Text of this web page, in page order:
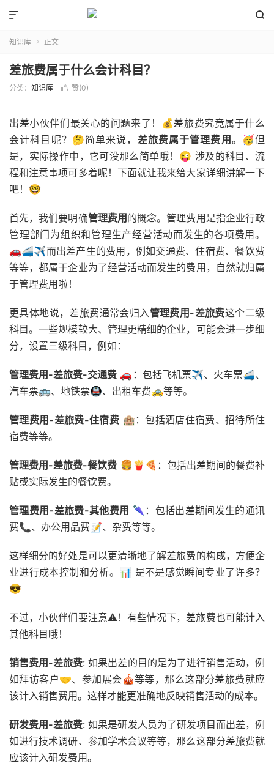


知识库  正文
差旅费属于什么会计科目？
分类： 知识库  赞(0)
出差小伙伴们最关心的问题来了！💰差旅费究竟属于什么
会计科目呢？🤔简单来说， 差旅费属于管理费用 。🥳但
是，实际操作中，它可没那么简单哦！😜 涉及的科目、流
程和注意事项可多着呢！下面就让我来给大家详细讲解一下
吧！🤓
首先，我们要明确管理费用 的概念。管理费用是指企业行政
管理部门为组织和管理生产经营活动而发生的各项费用。
🚗🚄✈️而出差产生的费用，例如交通费、住宿费、餐饮费
等等，都属于企业为了经营活动而发生的费用，自然就归属
于管理费用啦！
更具体地说，差旅费通常会归入管理费用-差旅费这个二级
科目。一些规模较大、管理更精细的企业，可能会进一步细
分，设置三级科目，例如：
管理费用-差旅费-交通费 🚗：包括飞机票✈️、火车票🚄、
汽车票🚌、地铁票🚇、出租车费🚕等等。
管理费用-差旅费-住宿费 🏨：包括酒店住宿费、招待所住
宿费等等。
管理费用-差旅费-餐饮费 🍔🍟🍕：包括出差期间的餐费补
贴或实际发生的餐饮费。
管理费用-差旅费-其他费用 🌂：包括出差期间发生的通讯
费📞、办公用品费📝、杂费等等。
这样细分的好处是可以更清晰地了解差旅费的构成，方便企
业进行成本控制和分析。📊 是不是感觉瞬间专业了许多？
😎
不过，小伙伴们要注意⚠️！有些情况下，差旅费也可能计入
其他科目哦！
销售费用-差旅费: 如果出差的目的是为了进行销售活动，例
如拜访客户🤝、参加展会🎪等等，那么这部分差旅费就应
该计入销售费用。这样才能更准确地反映销售活动的成本。
研发费用-差旅费: 如果是研发人员为了研发项目而出差，例
如进行技术调研、参加学术会议等等，那么这部分差旅费就
应该计入研发费用。